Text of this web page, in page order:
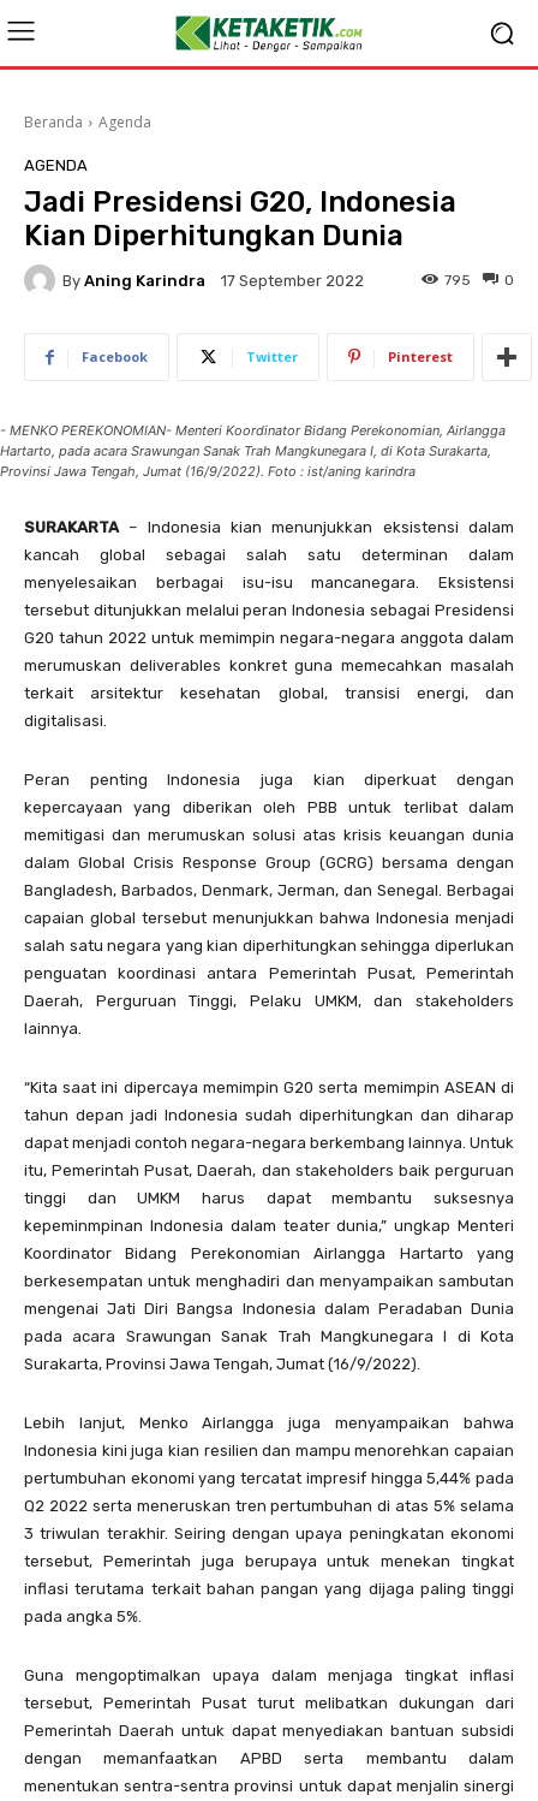
Beranda Agenda
AGENDA
Jadi Presidensi G20, Indonesia
Kian Diperhitungkan Dunia
By Aning Karindra 17 September 2022 0
795
Facebook Twitter Pinterest
- MENKO PEREKONOMIAN- Menteri Koordinator Bidang Perekonomian, Airlangga
Hartarto, pada acara Srawungan Sanak Trah Mangkunegara I, di Kota Surakarta,
Provinsi Jawa Tengah, Jumat (16/9/2022). Foto : ist/aning karindra
SURAKARTA – Indonesia kian menunjukkan eksistensi dalam
kancah global sebagai salah satu determinan dalam
menyelesaikan berbagai isu-isu mancanegara. Eksistensi
tersebut ditunjukkan melalui peran Indonesia sebagai Presidensi
G20 tahun 2022 untuk memimpin negara-negara anggota dalam
merumuskan deliverables konkret guna memecahkan masalah
terkait arsitektur kesehatan global, transisi energi, dan
digitalisasi.
Peran penting Indonesia juga kian diperkuat dengan
kepercayaan yang diberikan oleh PBB untuk terlibat dalam
memitigasi dan merumuskan solusi atas krisis keuangan dunia
dalam Global Crisis Response Group (GCRG) bersama dengan
Bangladesh, Barbados, Denmark, Jerman, dan Senegal. Berbagai
capaian global tersebut menunjukkan bahwa Indonesia menjadi
salah satu negara yang kian diperhitungkan sehingga diperlukan
penguatan koordinasi antara Pemerintah Pusat, Pemerintah
Daerah, Perguruan Tinggi, Pelaku UMKM, dan stakeholders
lainnya.
“Kita saat ini dipercaya memimpin G20 serta memimpin ASEAN di
tahun depan jadi Indonesia sudah diperhitungkan dan diharap
dapat menjadi contoh negara-negara berkembang lainnya. Untuk
itu, Pemerintah Pusat, Daerah, dan stakeholders baik perguruan
tinggi dan UMKM harus dapat membantu suksesnya
kepeminmpinan Indonesia dalam teater dunia,” ungkap Menteri
Koordinator Bidang Perekonomian Airlangga Hartarto yang
berkesempatan untuk menghadiri dan menyampaikan sambutan
mengenai Jati Diri Bangsa Indonesia dalam Peradaban Dunia
pada acara Srawungan Sanak Trah Mangkunegara I di Kota
Surakarta, Provinsi Jawa Tengah, Jumat (16/9/2022).
Lebih lanjut, Menko Airlangga juga menyampaikan bahwa
Indonesia kini juga kian resilien dan mampu menorehkan capaian
pertumbuhan ekonomi yang tercatat impresif hingga 5,44% pada
Q2 2022 serta meneruskan tren pertumbuhan di atas 5% selama
3 triwulan terakhir. Seiring dengan upaya peningkatan ekonomi
tersebut, Pemerintah juga berupaya untuk menekan tingkat
inflasi terutama terkait bahan pangan yang dijaga paling tinggi
pada angka 5%.
Guna mengoptimalkan upaya dalam menjaga tingkat inflasi
tersebut, Pemerintah Pusat turut melibatkan dukungan dari
Pemerintah Daerah untuk dapat menyediakan bantuan subsidi
dengan memanfaatkan APBD serta membantu dalam
menentukan sentra-sentra provinsi untuk dapat menjalin sinergi